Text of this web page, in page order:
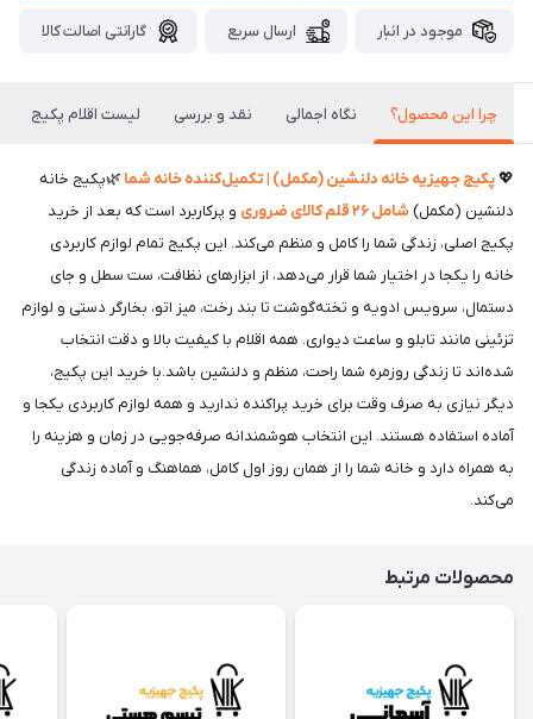
موجود در انبار ارسال سریع گارانتی اصالت کالا
چرا این محصول؟ نگاه اجمالی نقد و بررسی لیست اقلام پکیج
💖پکیج جهیزیه خانه دلنشین (مکمل) | تکمیل‌کننده خانه شما🌿پکیج خانه
دلنشین (مکمل) شامل ۲۶ قلم کالای ضروری
و پرکاربرد است که بعد از خرید
پکیج اصلی، زندگی شما را کامل و منظم می‌کند. این پکیج تمام لوازم کاربردی
خانه را یکجا در اختیار شما قرار می‌دهد، از ابزارهای نظافت، ست سطل و جای
دستمال، سرویس ادویه و تخته‌گوشت تا بند رخت، میز اتو، بخارگر دستی و لوازم
تزئینی مانند تابلو و ساعت دیواری. همه اقلام با کیفیت بالا و دقت انتخاب
شده‌اند تا زندگی روزمره شما راحت، منظم و دلنشین باشد.با خرید این پکیج،
دیگر نیازی به صرف وقت برای خرید پراکنده ندارید و همه لوازم کاربردی یکجا و
آماده استفاده هستند. این انتخاب هوشمندانه صرفه‌جویی در زمان و هزینه را
به همراه دارد و خانه شما را از همان روز اول کامل، هماهنگ و آماده زندگی
می‌کند.
محصولات مرتبط